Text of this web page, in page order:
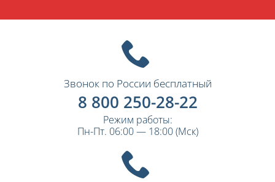
Звонок по России бесплатный
8 800 250-28-22
Режим работы:
Пн-Пт. 06:00 — 18:00 (Мск)